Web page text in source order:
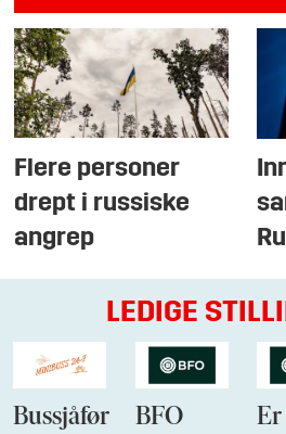
Flere personer
drept i russiske
angrep
LEDIGE
Bussjåfør
BFO
Er